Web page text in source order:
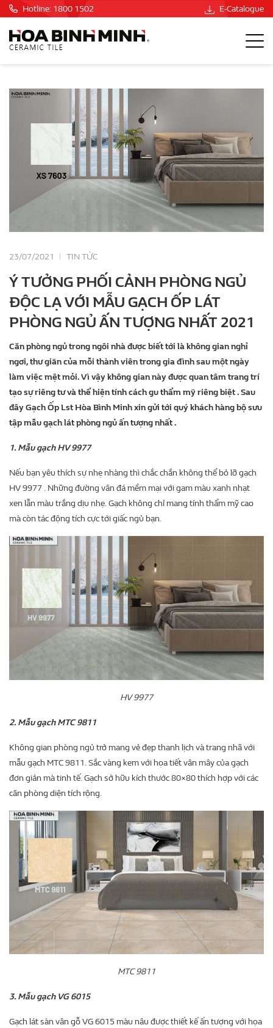
Hotline: 1800 1502 E-Catalogue
23/07/2021 TIN TỨC
Ý TƯỞNG PHỐI CẢNH PHÒNG NGỦ
ĐỘC LẠ VỚI MẪU GẠCH ỐP LÁT
PHÒNG NGỦ ẤN TƯỢNG NHẤT 2021
Căn phòng ngủ trong ngôi nhà được biết tới là không gian nghỉ
ngơi, thư giãn của mỗi thành viên trong gia đình sau một ngày
làm việc mệt mỏi. Vì vậy không gian này được quan tâm trang trí
tạo sự riêng tư và thể hiện tính cách gu thẩm mỹ riêng biệt . Sau
đây Gạch Ốp Lst Hòa Bình Minh xin gửi tới quý khách hàng bộ sưu
tập mẫu gạch lát phòng ngủ ấn tượng nhất .
1. Mẫu gạch HV 9977
Nếu bạn yêu thích sự nhẹ nhàng thì chắc chắn không thể bỏ lỡ gạch
HV 9977 . Những đường vân đá mềm mại với gam màu xanh nhạt
xen lẫn màu trắng dịu nhẹ. Gạch không chỉ mang tính thẩm mỹ cao
mà còn tác động tích cực tới giấc ngủ bạn.
HV 9977
2. Mẫu gạch MTC 9811
Không gian phòng ngủ trở mang vẻ đẹp thanh lịch và trang nhã với
mẫu gạch MTC 9811. Sắc vàng kem với họa tiết vân mây của gạch
đơn giản mà tinh tế. Gạch sở hữu kích thước 80×80 thích hợp với các
căn phòng diện tích rộng.
MTC 9811
3. Mẫu gạch VG 6015
Gạch lát sàn vân gỗ VG 6015 màu nâu được thiết kế ấn tượng với họa